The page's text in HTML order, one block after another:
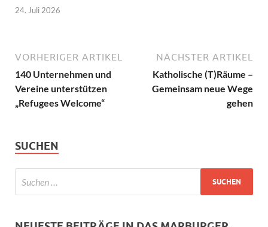
24. Juli 2026
VORHERIGER ARTIKEL
140 Unternehmen und
Vereine unterstützen
„Refugees Welcome“
NÄCHSTER ARTIKEL
Katholische (T)Räume –
Gemeinsam neue Wege
gehen
SUCHEN